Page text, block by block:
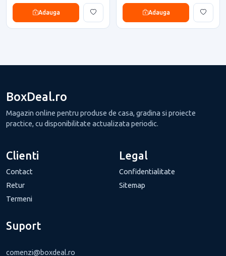
Adauga Adauga
BoxDeal.ro
Magazin online pentru produse de casa, gradina si proiecte
practice, cu disponibilitate actualizata periodic.
Clienti
Contact
Retur
Termeni
Legal
Confidentialitate
Sitemap
Suport
comenzi@boxdeal.ro